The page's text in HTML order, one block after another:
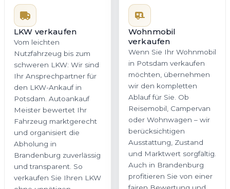
LKW verkaufen
Vom leichten
Nutzfahrzeug bis zum
schweren LKW: Wir sind
Ihr Ansprechpartner für
den LKW-Ankauf in
Potsdam. Autoankauf
Meister bewertet Ihr
Fahrzeug marktgerecht
und organisiert die
Abholung in
Brandenburg zuverlässig
und transparent. So
verkaufen Sie Ihren LKW
Wohnmobil
verkaufen
Wenn Sie Ihr Wohnmobil
in Potsdam verkaufen
möchten, übernehmen
wir den kompletten
Ablauf für Sie. Ob
Reisemobil, Campervan
oder Wohnwagen – wir
berücksichtigen
Ausstattung, Zustand
und Marktwert sorgfältig.
Auch in Brandenburg
profitieren Sie von einer